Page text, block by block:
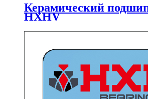
Керамический
HXHV